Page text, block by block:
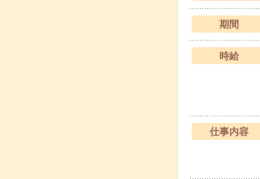
期間
時給
仕事内容